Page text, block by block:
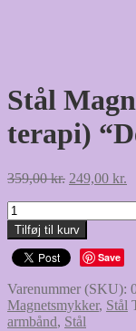
Stål
terapi)
359,00kr. Den
var:
359,00 kr..
249,00 kr.
Stål
Magnet
Armbånd
(5-
"Den
Store
Kærlighed"
Tilføj til kurv
Save
Varenummer (SKU):
Magnetsmykker, Stål
armbånd, Stål